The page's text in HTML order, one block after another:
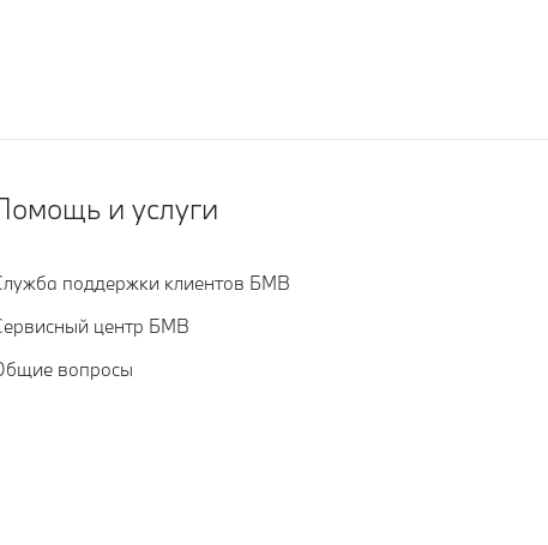
и услуги
поддержки клиентов БМВ
центр БМВ
вопросы